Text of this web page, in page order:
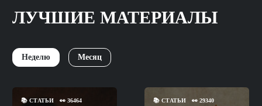
ЛУЧШИЕ МАТЕРИАЛЫ
Неделю Месяц
📚 СТАТЬИ 👀 36464 📚СТАТЬИ 👀29340